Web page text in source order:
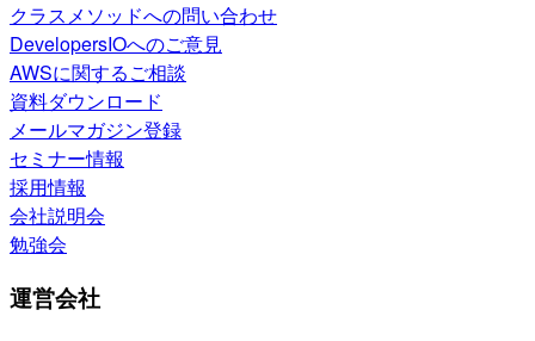
クラスメソッドへの問い合わせ
DevelopersIOへのご意見
AWSに関するご相談
資料ダウンロード
メールマガジン登録
セミナー情報
採用情報
会社説明会
勉強会
運営会社